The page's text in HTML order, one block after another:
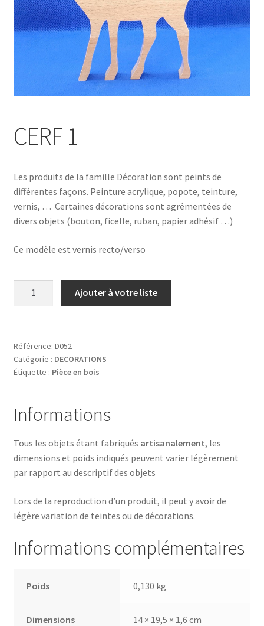
CERF 1
Les produits de la famille Décoration sont peints de
différentes façons. Peinture acrylique, popote, teinture,
vernis, … Certaines décorations sont agrémentées de
divers objets (bouton, ficelle, ruban, papier adhésif …)
Ce modèle est vernis recto/verso
Ajouter à votre liste
Référence: D052
Catégorie : DECORATIONS
Étiquette : Pièce en bois
Informations
Tous les objets étant fabriqués artisanalement, les
dimensions et poids indiqués peuvent varier légèrement
par rapport au descriptif des objets
Lors de la reproduction d’un produit, il peut y avoir de
légère variation de teintes ou de décorations.
Informations complémentaires
Poids 0,130 kg
Dimensions 14 × 19,5 × 1,6 cm